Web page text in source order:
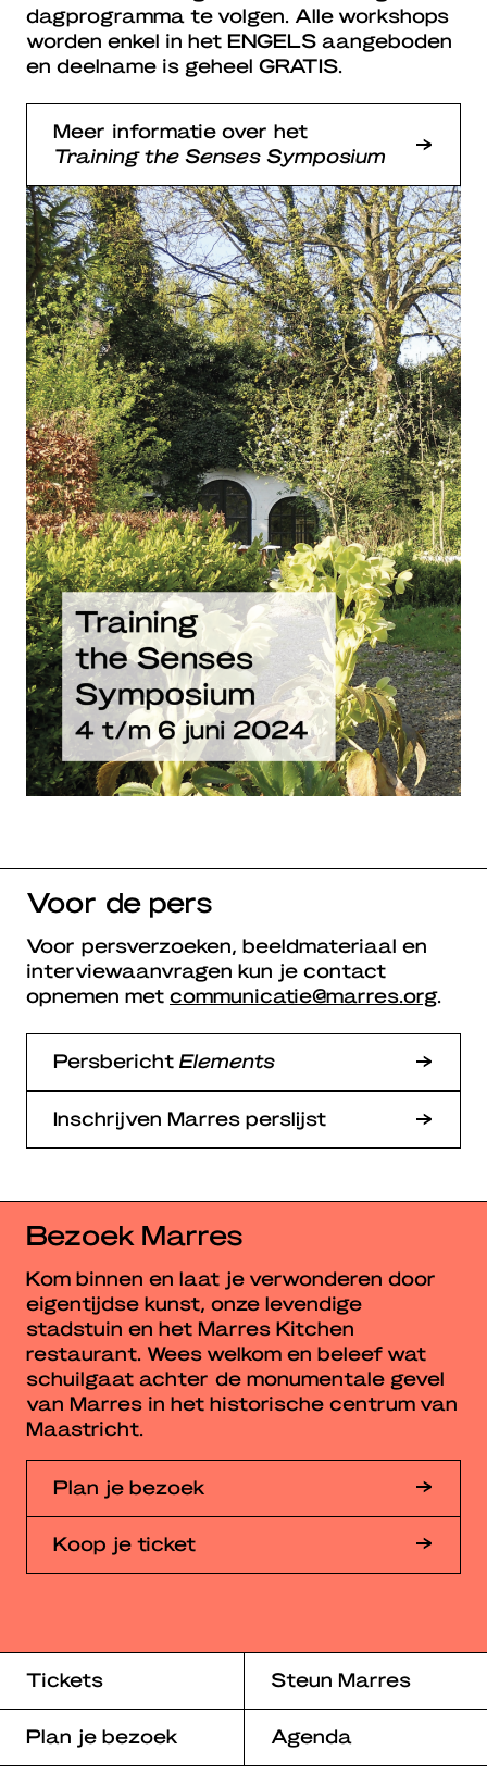
dagprogramma te volgen. Alle workshops
worden enkel in het ENGELS aangeboden
en deelname is geheel GRATIS
Meer informatie over het
Training the Senses Symposium
Voor de pers
Voor persverzoeken, beeldmateriaal en
interviewaanvragen kun je contact
opnemen met communicatie@marres.org.
Persbericht Elements
Inschrijven Marres perslijst
Bezoek Marres
Kom binnen en laat je verwonderen door
eigentijdse kunst, onze levendige
stadstuin en het Marres Kitchen
restaurant. Wees welkom en beleef wat
schuilgaat achter de monumentale gevel
van Marres in het historische centrum van
Maastricht.
Plan je bezoek
Koop je ticket
Tickets Steun Marres
Plan je bezoek Agenda